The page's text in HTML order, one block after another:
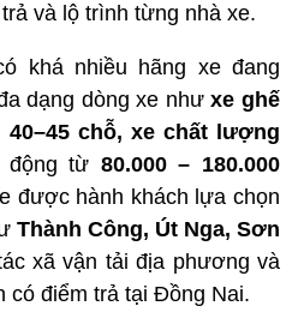
và lộ trình từng nhà xe.
khá nhiều hãng xe đang
dạng dòng xe nhưxe ghế
chỗ, xe chất lượng
động từ 80.000 – 180.000
được hành khách lựa chọn
Thành Công, Út Nga, Sơn
xã vận tải địa phương và
có điểm trả tại Đồng Nai.